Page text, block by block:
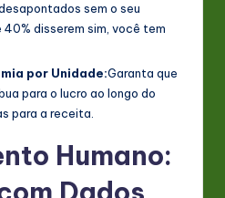
sem o seu
40% disserem sim, você tem
por Unidade:Garanta que
para o lucro ao longo do
para a receita.
Humano: